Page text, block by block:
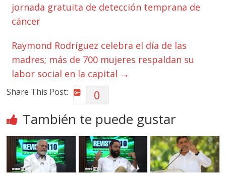
jornada gratuita de detección temprana de
cáncer
Raymond Rodríguez celebra el día de las
madres; más de 700 mujeres respaldan su
labor social en la capital →
Share This Post: 0
También te puede gustar